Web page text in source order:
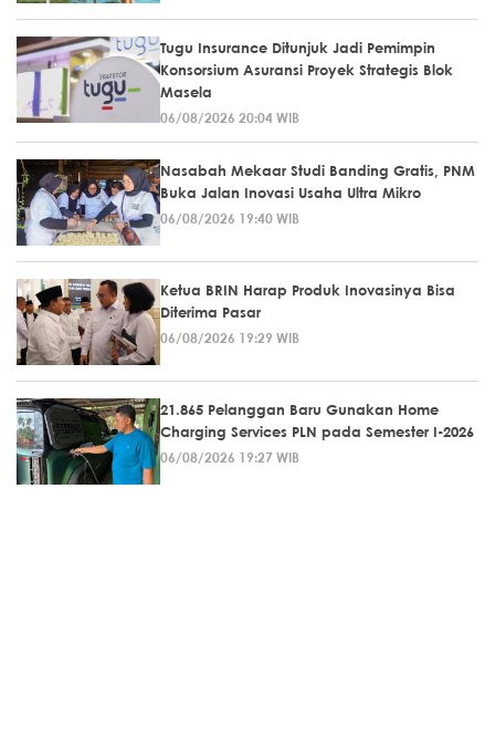
Tugu Insurance Ditunjuk Jadi Pemimpin
Konsorsium Asuransi Proyek Strategis Blok
Masela
06/08/2026 20:04 WIB
Nasabah Mekaar Studi Banding Gratis, PNM
Buka Jalan Inovasi Usaha Ultra Mikro
06/08/2026 19:40 WIB
Ketua BRIN Harap Produk Inovasinya Bisa
Diterima Pasar
06/08/2026 19:29 WIB
21.865 Pelanggan Baru Gunakan Home
Charging Services PLN pada Semester I-2026
06/08/2026 19:27 WIB